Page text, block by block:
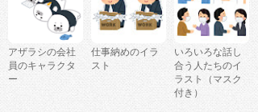
アザラシの会社
員のキャラクタ
ー
仕事納めのイラ
スト
いろいろな話し
合う人たちのイ
ラスト（マスク
付き）